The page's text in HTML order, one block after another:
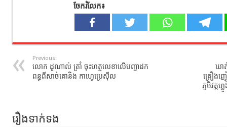
ចែករំលែក៖
Previous:
លោក ដូណាល់ ត្រាំ ចុះហត្ថលេខាលើបញ្ជាដក
ពន្ធពីសាច់គោនិង កាហ្វេប្រេស៊ីល
ឃា
គ្រឿងញ
ភូមិវត្ត
រឿងទាក់ទង